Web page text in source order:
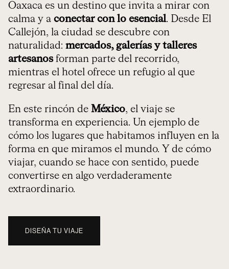
Oaxaca es un destino que invita a mirar con
calma y a conectar con lo esencial. Desde El
Callejón, la ciudad se descubre con
naturalidad: mercados, galerías y talleres
artesanosforman parte del recorrido,
mientras el hotel ofrece un refugio al que
regresar al final del día.
En este rincón de México, el viaje se
transforma en experiencia. Un ejemplo de
cómo los lugares que habitamos influyen en la
forma en que miramos el mundo. Y de cómo
viajar, cuando se hace con sentido, puede
convertirse en algo verdaderamente
extraordinario.
DISEÑA TU VIAJE